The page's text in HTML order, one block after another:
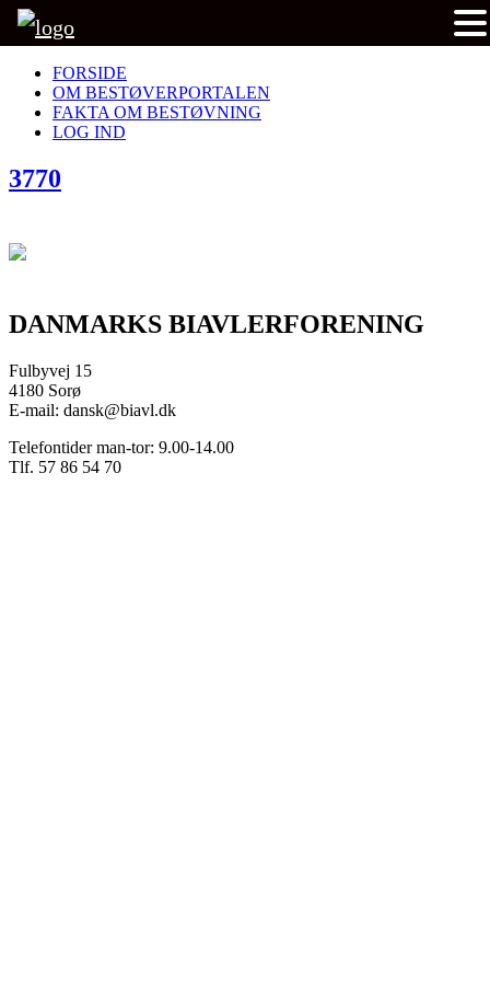
FORSIDE
OM BESTØVERPORTALEN
FAKTA OM BESTØVNING
LOG IND
3770
DANMARKS BIAVLERFORENING
Fulbyvej 15
4180 Sorø
E-mail: dansk@biavl.dk
Telefontider man-tor: 9.00-14.00
Tlf. 57 86 54 70